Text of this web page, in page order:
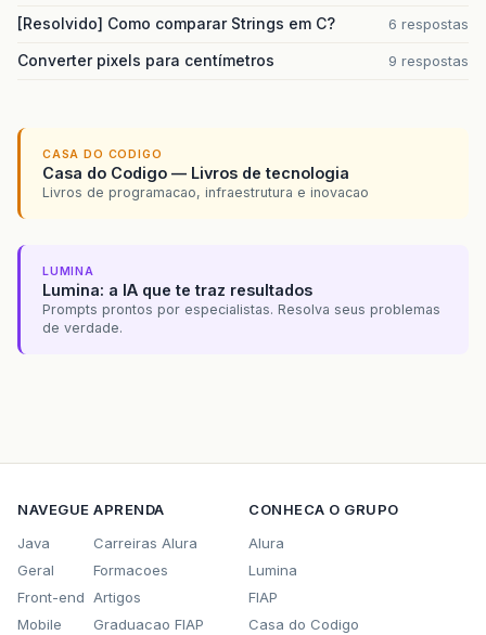
[Resolvido] Como comparar Strings em C? 6 respostas
Converter pixels para centímetros 9 respostas
CASA DO CODIGO
Casa do Codigo — Livros de tecnologia
Livros de programacao, infraestrutura e inovacao
LUMINA
Lumina: a IA que te traz resultados
Prompts prontos por especialistas. Resolva seus problemas
de verdade.
NAVEGUE
Java
Geral
Front-end
Mobile
APRENDA
Carreiras Alura
Formacoes
Artigos
Graduacao FIAP
CONHECA O GRUPO
Alura
Lumina
FIAP
Casa do Codigo